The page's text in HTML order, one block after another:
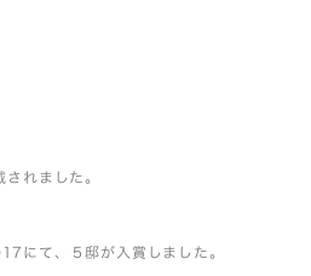
れました。
にて、５邸が入賞しました。